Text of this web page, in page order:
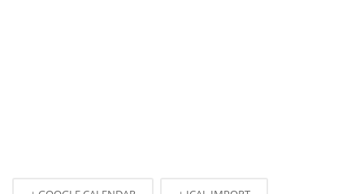
https://geocompass.de